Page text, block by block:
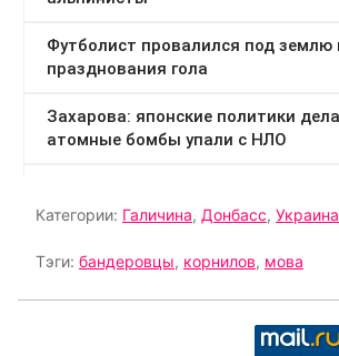
Категории: Галичина, Донбасс, Украина
Тэги: бандеровцы, корнилов, мова